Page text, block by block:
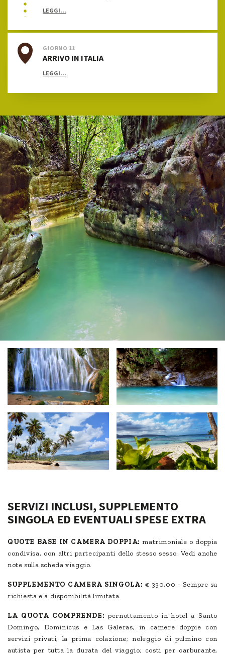
LEGGI...
GIORNO 11
ARRIVO IN ITALIA
LEGGI...
SERVIZI INCLUSI, SUPPLEMENTO
SINGOLA ED EVENTUALI SPESE EXTRA
QUOTE BASE IN CAMERA DOPPIA: matrimoniale o doppia
condivisa, con altri partecipanti dello stesso sesso. Vedi anche
note sulla scheda viaggio.
SUPPLEMENTO CAMERA SINGOLA: € 330,00 - Sempre su
richiesta e a disponibilità limitata.
LA QUOTA COMPRENDE:pernottamento in hotel a Santo
Domingo, Dominicus e Las Galeras, in camere doppie con
servizi privati; la prima colazione; noleggio di pulmino con
autista per tutta la durata del viaggio; costi per carburante,